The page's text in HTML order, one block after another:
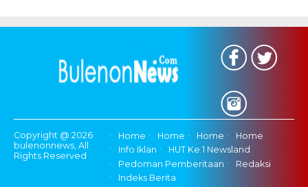
Copyright @ 2026
bulenonnews, All
Rights Reserved
Home Home Home
Home
Info Iklan
HUT Ke 1 Newsland
Pedoman Pemberitaan
Redaksi
Indeks Berita